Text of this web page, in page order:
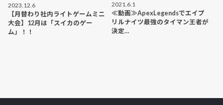
2023.12.6
【月替わり社内ライトゲームミニ
大会】12月は「スイカのゲー
ム」！！
2021.6.1
≪動画≫ApexLegendsでエイプ
リルナイツ最強のタイマン王者が
決定…